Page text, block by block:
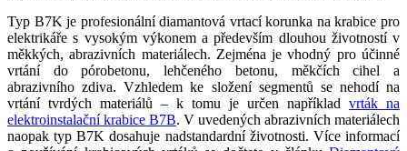
Typ B7K je profesionální diamantová vrtací korunka na krabice pro
elektrikáře s vysokým výkonem a především dlouhou životností v
měkkých, abrazivních materiálech. Zejména je vhodný pro účinné
vrtání do pórobetonu, lehčeného betonu, měkčích cihel a
abrazivního zdiva. Vzhledem ke složení segmentů se nehodí na
vrtání tvrdých materiálů – k tomu je určen například vrták na
elektroinstalační krabice B7B. V uvedených abrazivních materiálech
naopak typ B7K dosahuje nadstandardní životnosti. Více informací